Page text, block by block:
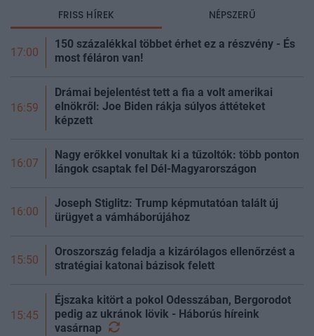
FRISS HÍREK NÉPSZERŰ
17:00
150 százalékkal többet érhet ez a részvény - És
most féláron van!
16:59
Drámai bejelentést tett a fia a volt amerikai
elnökről: Joe Biden rákja súlyos áttéteket
képzett
16:07
Nagy erőkkel vonultak ki a tűzoltók: több ponton
lángok csaptak fel Dél-Magyarországon
16:00
Joseph Stiglitz: Trump képmutatóan talált új
ürügyet a vámháborújához
15:50
Oroszország feladja a kizárólagos ellenőrzést a
stratégiai katonai bázisok felett
15:45
Éjszaka kitört a pokol Odesszában, Bergorodot
pedig az ukránok lövik - Háborús híreink
vasárnap